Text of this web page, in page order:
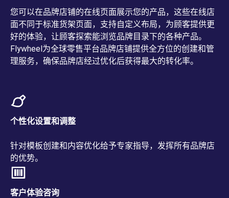
您可以在品牌店铺的在线页面展示您的产品，这些在线店
面不同于标准货架页面，支持自定义布局，为顾客提供更
好的体验，让顾客探索能浏览品牌目录下的各种产品。
Flywheel为全球零售平台品牌店铺提供全方位的创建和管
理服务，确保品牌店经过优化后获得最大的转化率。
个性化设置和调整
针对模板创建和内容优化给予专家指导，发挥所有品牌店
的优势。
客户体验咨询